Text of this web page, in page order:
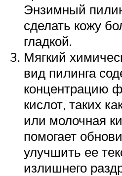
Энзимный
сделать кожу
гладкой.
Мягкий
вид пилинга
концентрацию
кислот, таких
или молочная
помогает
улучшить ее
излишнего